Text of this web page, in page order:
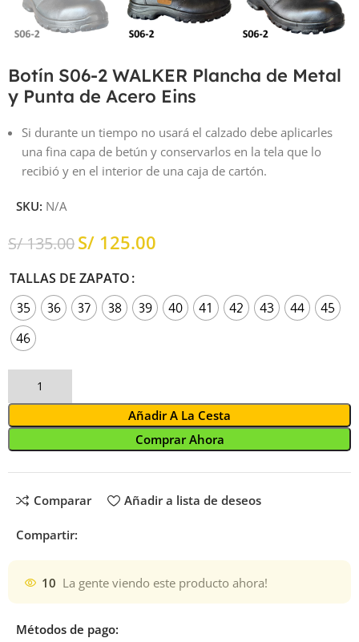
Botín S06-2 WALKER Plancha de Metal
y Punta de Acero Eins
Si durante un tiempo no usará el calzado debe aplicarles
una fina capa de betún y conservarlos en la tela que lo
recibió y en el interior de una caja de cartón.
SKU: N/A
S/135.00S/ 125.00
TALLAS DE ZAPATO
35
36 37 38 39 40 41 42 43 44
45
46
Añadir A La Cesta
Comprar Ahora
Comparar Añadir a lista de deseos
Compartir:
10 La gente viendo este producto ahora!
Métodos de pago: